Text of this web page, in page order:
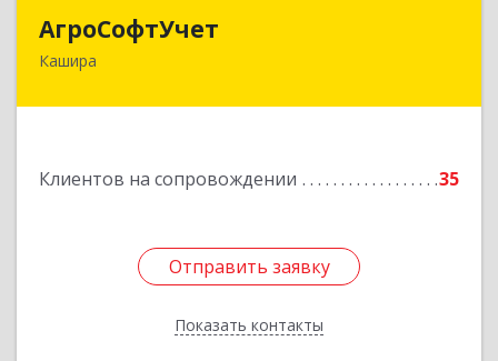
АгроСофтУчет
Кашира
Клиентов на сопровождении 35
Отправить заявку
Показать контакты
142932, Московская обл, г.о.Кашира, Каменка д,
Отправить заявку
Назад